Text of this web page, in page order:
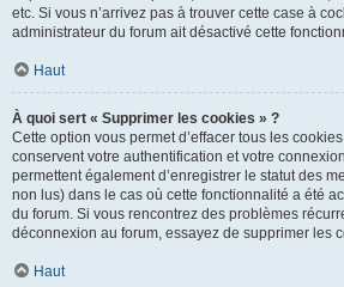
etc. Si vous n’arrivez pas à trouver cette case à
administrateur du forum ait désactivé cette
Haut
À quoi sert « Supprimer les cookies » ?
Cette option vous permet d’effacer tous les
conservent votre authentification et votre
permettent également d’enregistrer le statut des
non lus) dans le cas où cette fonctionnalité a été
du forum. Si vous rencontrez des problèmes
déconnexion au forum, essayez de supprimer les
Haut